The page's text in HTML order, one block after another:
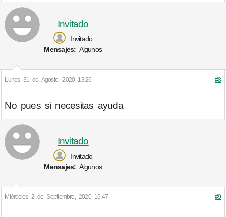
Invitado
Invitado
Mensajes: Algunos
Lunes 31 de Agosto, 2020 13:26 #8
No pues si necesitas ayuda
Invitado
Invitado
Mensajes: Algunos
Miércoles 2 de Septiembre, 2020 16:47 #9